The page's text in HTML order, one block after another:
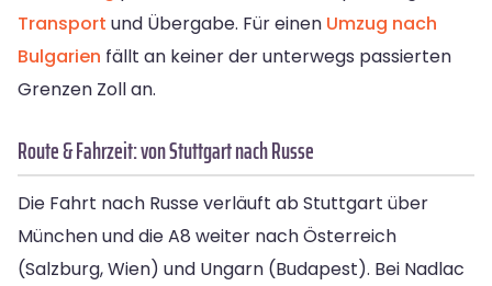
Transport und Übergabe. Für einen Umzug nach
Bulgarien fällt an keiner der unterwegs passierten
Grenzen Zoll an.
Route & Fahrzeit: von Stuttgart nach Russe
Die Fahrt nach Russe verläuft ab Stuttgart über
München und die A8 weiter nach Österreich
(Salzburg, Wien) und Ungarn (Budapest). Bei Nadlac